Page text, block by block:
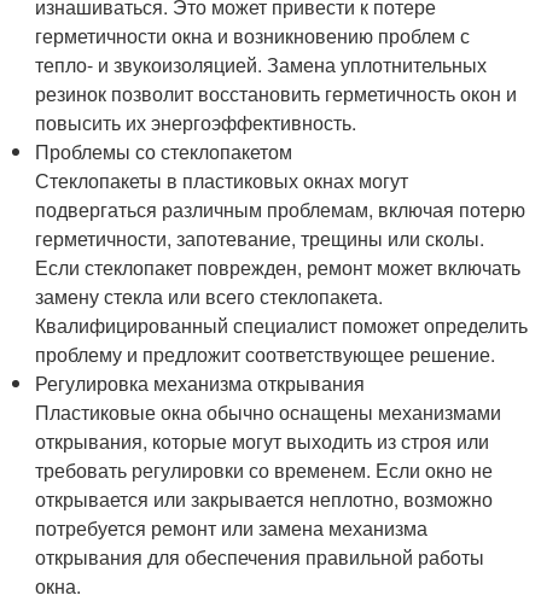
изнашиваться. Это может привести к потере
герметичности окна и возникновению проблем с
тепло- и звукоизоляцией. Замена уплотнительных
резинок позволит восстановить герметичность окон и
повысить их энергоэффективность.
Проблемы со стеклопакетом
Стеклопакеты в пластиковых окнах могут
подвергаться различным проблемам, включая потерю
герметичности, запотевание, трещины или сколы.
Если стеклопакет поврежден, ремонт может включать
замену стекла или всего стеклопакета.
Квалифицированный специалист поможет определить
проблему и предложит соответствующее решение.
Регулировка механизма открывания
Пластиковые окна обычно оснащены механизмами
открывания, которые могут выходить из строя или
требовать регулировки со временем. Если окно не
открывается или закрывается неплотно, возможно
потребуется ремонт или замена механизма
открывания для обеспечения правильной работы
окна.